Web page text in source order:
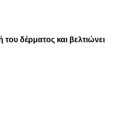
δέρματος και βελτιώνει